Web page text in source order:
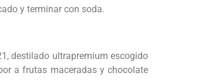
y terminar con soda.
destilado ultrapremium escogido
a frutas maceradas y chocolate